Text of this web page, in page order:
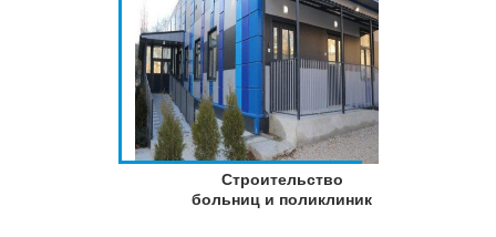
Строительство
больниц и поликлиник